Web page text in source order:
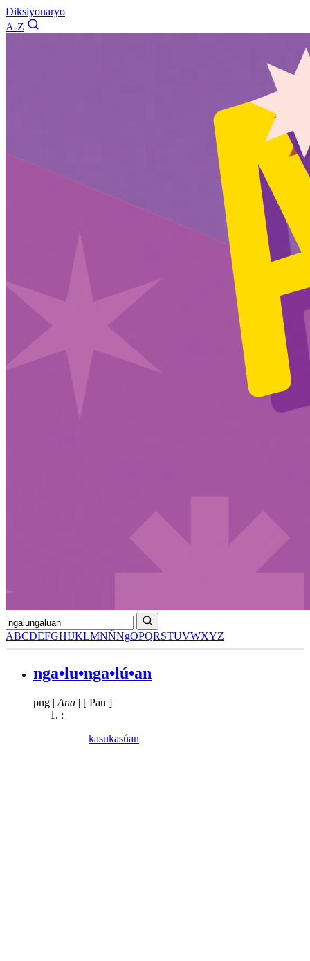
Diksiyonaryo
A-Z
ABCDEFGHIJKLMNÑNgOPQRSTUVWXYZ
nga•lu•nga•lú•an
png | Ana | [ Pan ]
:
kasukasúan